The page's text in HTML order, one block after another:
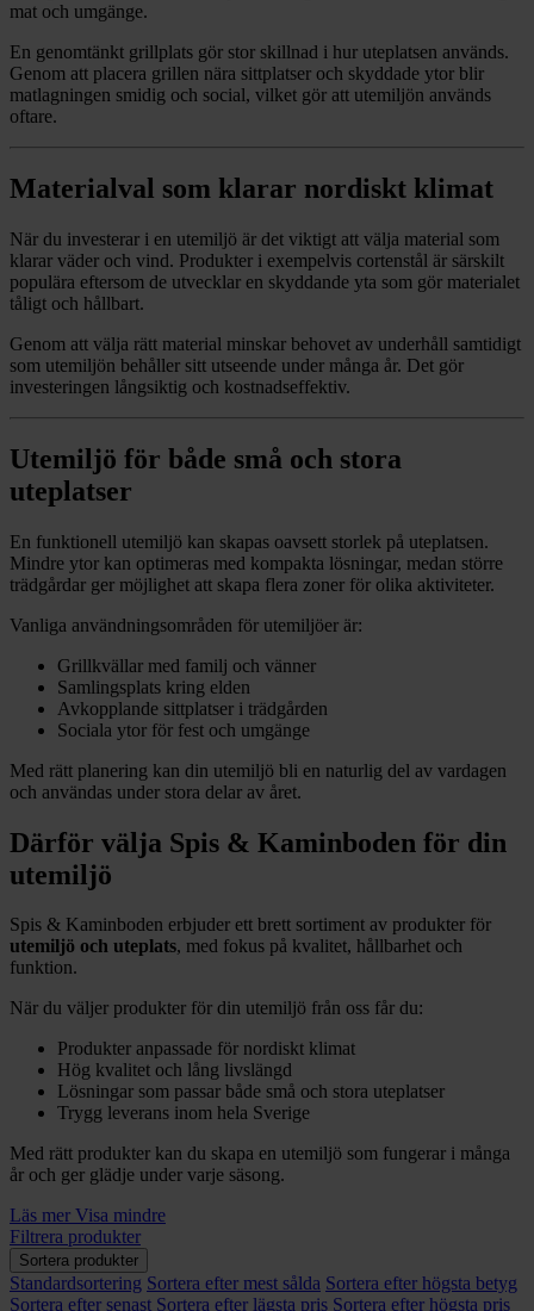
mat och umgänge.
En genomtänkt grillplats gör stor skillnad i hur uteplatsen används.
Genom att placera grillen nära sittplatser och skyddade ytor blir
matlagningen smidig och social, vilket gör att utemiljön används
oftare.
Materialval som klarar nordiskt klimat
När du investerar i en utemiljö är det viktigt att välja material som
klarar väder och vind. Produkter i exempelvis cortenstål är särskilt
populära eftersom de utvecklar en skyddande yta som gör materialet
tåligt och hållbart.
Genom att välja rätt material minskar behovet av underhåll samtidigt
som utemiljön behåller sitt utseende under många år. Det gör
investeringen långsiktig och kostnadseffektiv.
Utemiljö för både små och stora
uteplatser
En funktionell utemiljö kan skapas oavsett storlek på uteplatsen.
Mindre ytor kan optimeras med kompakta lösningar, medan större
trädgårdar ger möjlighet att skapa flera zoner för olika aktiviteter.
Vanliga användningsområden för utemiljöer är:
Grillkvällar med familj och vänner
Samlingsplats kring elden
Avkopplande sittplatser i trädgården
Sociala ytor för fest och umgänge
Med rätt planering kan din utemiljö bli en naturlig del av vardagen
och användas under stora delar av året.
Därför välja Spis & Kaminboden för din
utemiljö
Spis & Kaminboden erbjuder ett brett sortiment av produkter för
utemiljö och uteplats, med fokus på kvalitet, hållbarhet och
funktion.
När du väljer produkter för din utemiljö från oss får du:
Produkter anpassade för nordiskt klimat
Hög kvalitet och lång livslängd
Lösningar som passar både små och stora uteplatser
Trygg leverans inom hela Sverige
Med rätt produkter kan du skapa en utemiljö som fungerar i många
år och ger glädje under varje säsong.
Läs mer Visa mindre
Filtrera produkter
Sortera produkter
Standardsortering Sortera efter mest sålda Sortera efter högsta betyg
Sortera efter senast Sortera efter lägsta pris Sortera efter högsta pris